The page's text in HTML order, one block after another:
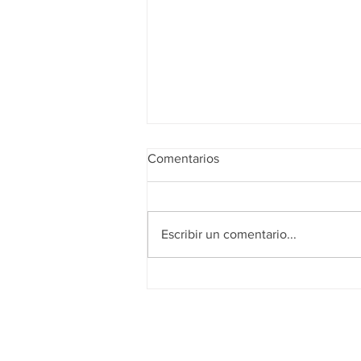
Realidad de octubre
Comentarios
Escribir un comentario...